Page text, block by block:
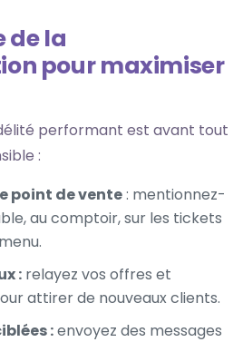
de la
pour maximiser
performant est avant tout
:
point de vente: mentionnez-
au comptoir, sur les tickets
: relayez vos offres et
attirer de nouveaux clients.
:envoyez des messages